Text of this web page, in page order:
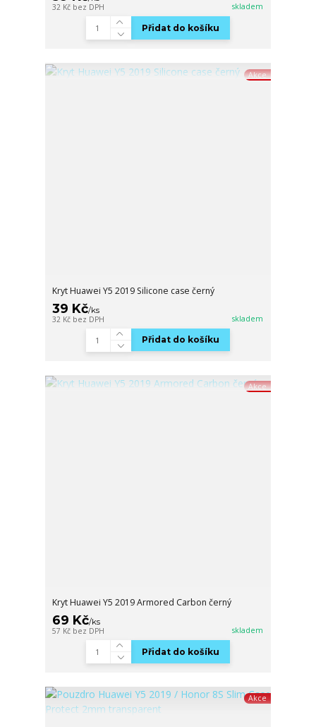
32 Kč bez DPH skladem
Přidat do košíku
Akce
Kryt Huawei Y5 2019 Silicone case černý
39 Kč/ks
32 Kč bez DPH skladem
Přidat do košíku
Akce
Kryt Huawei Y5 2019 Armored Carbon černý
69 Kč/ks
57 Kč bez DPH skladem
Přidat do košíku
Akce